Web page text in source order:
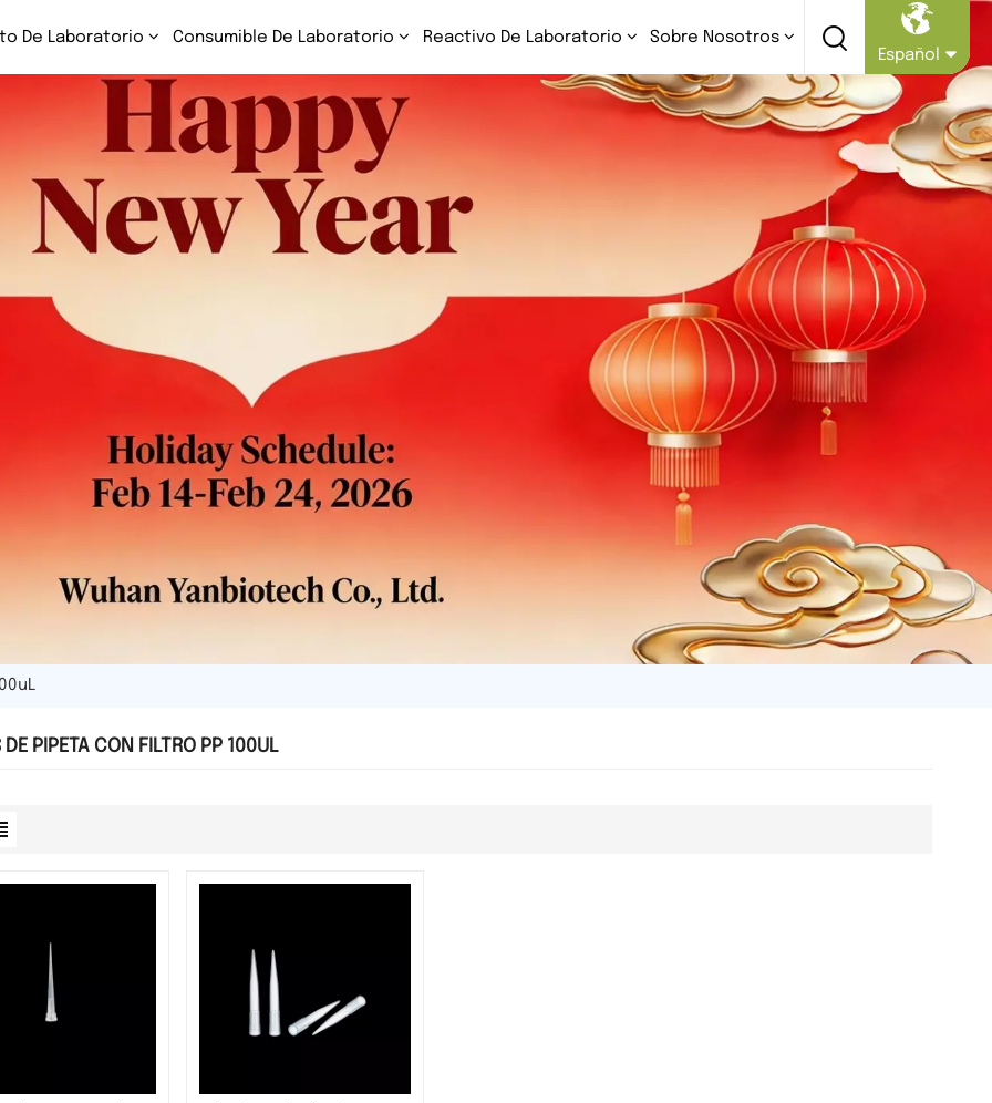
De Laboratorio Consumible De Laboratorio Reactivo De Laboratorio
Sobre Nosotros
Español
English
Русский
Español
DE PIPETA CON FILTRO PP 100UL